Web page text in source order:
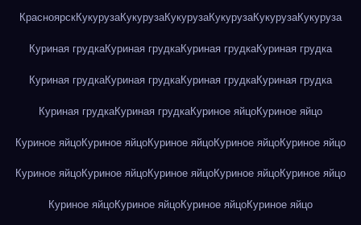
КрасноярскКукурузаКукурузаКукурузаКукурузаКукурузаКукуруза
Куриная грудкаКуриная грудкаКуриная грудкаКуриная грудка
Куриная грудкаКуриная грудкаКуриная грудкаКуриная грудка
Куриная грудкаКуриная грудкаКуриное яйцоКуриное яйцо
Куриное яйцоКуриное яйцоКуриное яйцоКуриное яйцоКуриное яйцо
Куриное яйцоКуриное яйцоКуриное яйцоКуриное яйцоКуриное яйцо
Куриное яйцоКуриное яйцоКуриное яйцоКуриное яйцо